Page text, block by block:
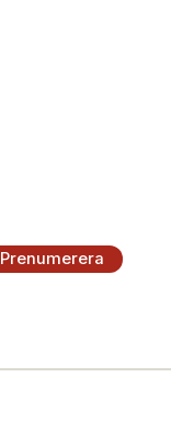
Prenumerera